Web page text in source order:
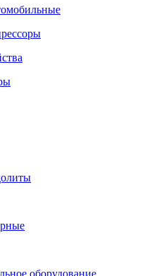
оборудование